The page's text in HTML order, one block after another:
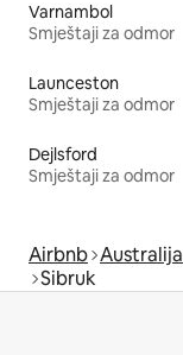
Varnambol
Smještaji za odmor
Launceston
Smještaji za odmor
Dejlsford
Smještaji za odmor
Airbnb Australija
Sibruk